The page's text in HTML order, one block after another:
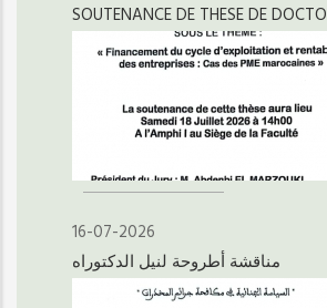
SOUTENANCE DE THESE DE
16-07-2026
مناقشة أطروحة لنيل الدكتوراه